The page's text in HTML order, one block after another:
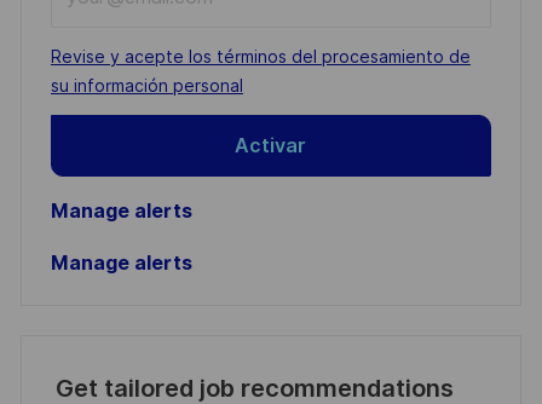
Email
address
(Required)
Required
Revise y acepte los términos del procesamiento de
su información personal
Activar
Manage alerts
Manage alerts
Get tailored job recommendations